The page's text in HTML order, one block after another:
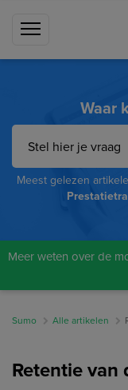
Waar
Meest gelezen
Meer weten over de
Sumo Alle artikelen
Retentie van